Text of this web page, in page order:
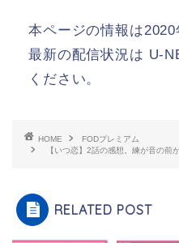
本ページの情報は2020
最新の配信状況は U-
ください。
HOME
FODプレミアム
【いつ恋】2話の感想。練が音の前
RELATED POST